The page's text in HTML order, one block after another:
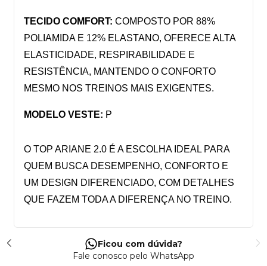
TECIDO COMFORT: COMPOSTO POR 88%
POLIAMIDA E 12% ELASTANO, OFERECE ALTA
ELASTICIDADE, RESPIRABILIDADE E
RESISTÊNCIA, MANTENDO O CONFORTO
MESMO NOS TREINOS MAIS EXIGENTES.
MODELO VESTE: P
O TOP ARIANE 2.0 É A ESCOLHA IDEAL PARA
QUEM BUSCA DESEMPENHO, CONFORTO E
UM DESIGN DIFERENCIADO, COM DETALHES
QUE FAZEM TODA A DIFERENÇA NO TREINO.
Ficou com dúvida?
Fale conosco pelo WhatsApp